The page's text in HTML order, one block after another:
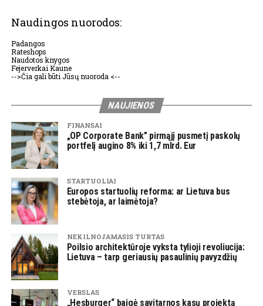
Naudingos nuorodos:
Padangos
Rateshops
Naudotos knygos
Fejerverkai Kaune
-->Čia gali būti Jūsų nuoroda <--
NAUJIENOS
FINANSAI
„OP Corporate Bank” pirmąjį pusmetį paskolų
portfelį augino 8% iki 1,7 mlrd. Eur
STARTUOLIAI
Europos startuolių reforma: ar Lietuva bus
stebėtoja, ar laimėtoja?
NEKILNOJAMASIS TURTAS
Poilsio architektūroje vyksta tylioji revoliucija:
Lietuva – tarp geriausių pasaulinių pavyzdžių
VERSLAS
„Hesburger“ baigė savitarnos kasų projektą